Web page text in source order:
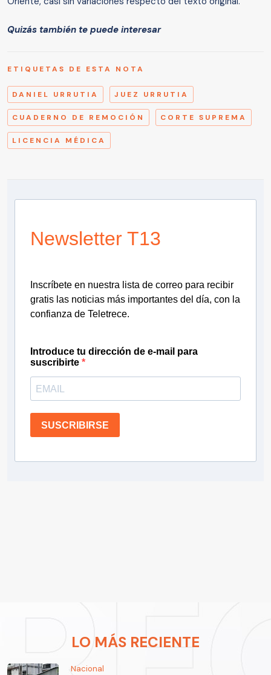
Quizás también te puede interesar
ETIQUETAS DE ESTA NOTA
DANIEL URRUTIA JUEZ URRUTIA
CUADERNO DE REMOCIÓN CORTE SUPREMA
LICENCIA MÉDICA
Newsletter T13
Inscríbete en nuestra lista de correo para recibir
gratis las noticias más importantes del día, con la
confianza de Teletrece.
Introduce tu dirección de e-mail para
suscribirte
SUSCRIBIRSE
LO MÁS RECIENTE
Nacional